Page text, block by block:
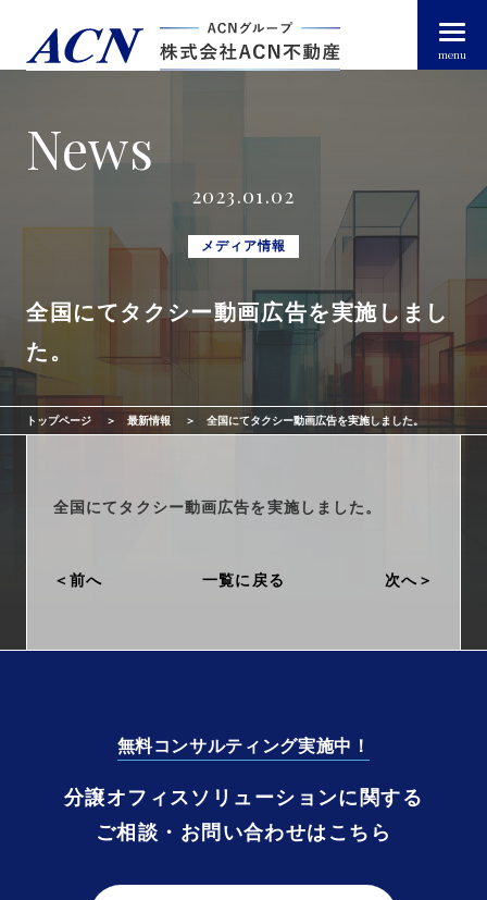
menu
経営者・法人のお客様
個人のお客様
トップページ arrow_right_alt
ACN不動産について
不動産投資ガイド arrow_right_alt
サービス一覧
お問い合わせ
プライバシーポリシー
News
2023.01.02
メディア情報
全国にてタクシー動画広告を実施しまし
た。
トップページ 最新情報 全国にてタクシー動画広告を実施しました。
全国にてタクシー動画広告を実施しました。
前へ 一覧に戻る 次へ
無料コンサルティング実施中！
分譲オフィスソリューションに関する
ご相談・お問い合わせはこちら